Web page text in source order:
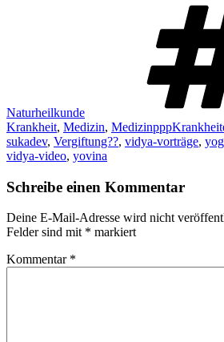
Naturheilkunde
Krankheit, Medizin,
sukadev, Vergiftung??, vidya-vorträge,
vidya-video, yovina
Schreibe einen Kommentar
Deine E-Mail-Adresse wird nicht
Felder sind mit * markiert
Kommentar *